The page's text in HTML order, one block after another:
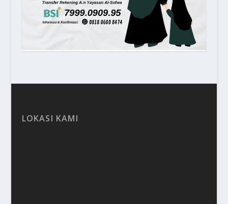
LOKASI KAMI